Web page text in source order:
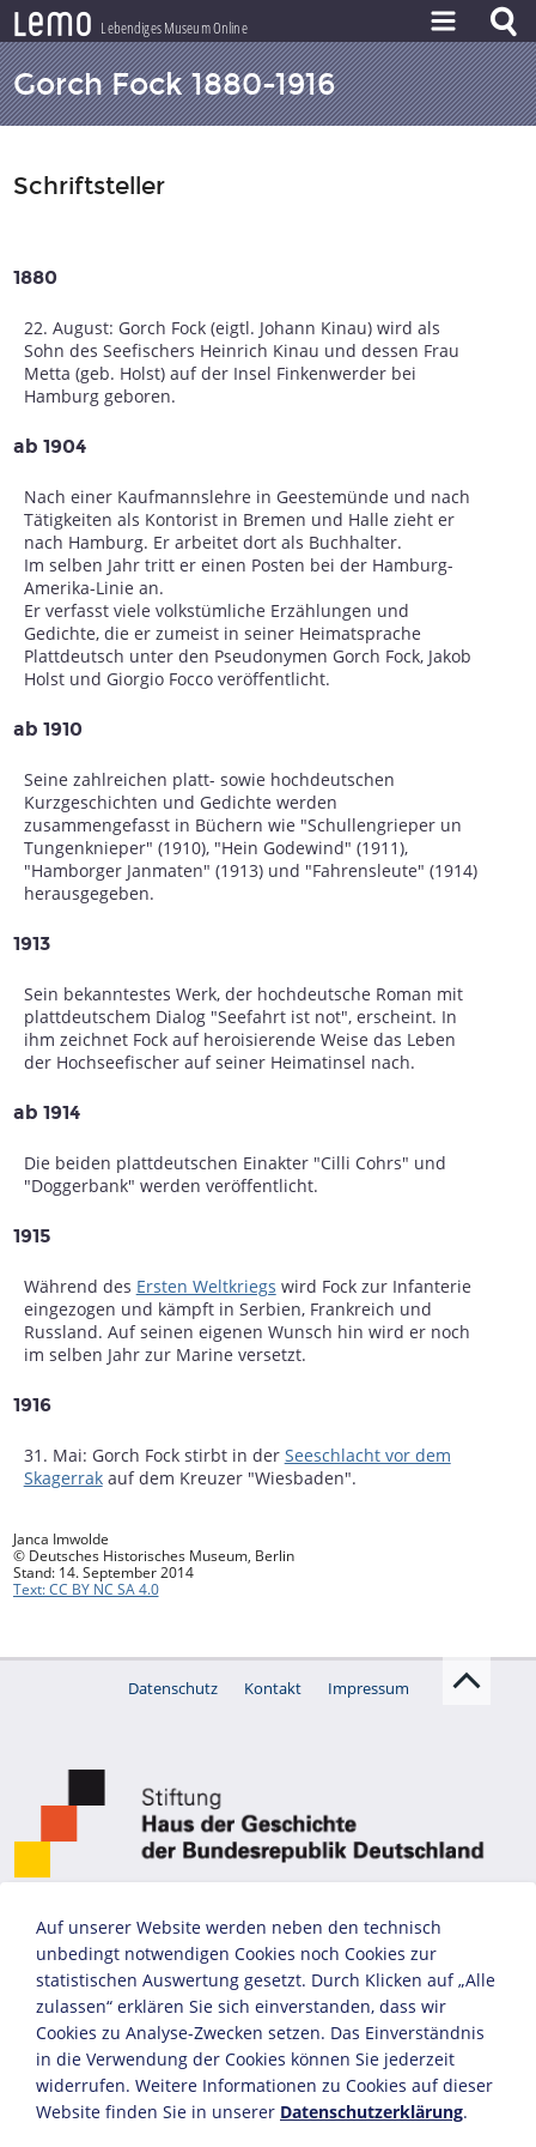
lemo Lebendiges Museum Online
ZEITSTRAHL
THEMEN
LERNEN
PROJEKT
Gorch Fock 1880-1916
Schriftsteller
1880
22. August: Gorch Fock (eigtl. Johann Kinau) wird als
Sohn des Seefischers Heinrich Kinau und dessen Frau
Metta (geb. Holst) auf der Insel Finkenwerder bei
Hamburg geboren.
ab 1904
Nach einer Kaufmannslehre in Geestemünde und nach
Tätigkeiten als Kontorist in Bremen und Halle zieht er
nach Hamburg. Er arbeitet dort als Buchhalter.
Im selben Jahr tritt er einen Posten bei der Hamburg-
Amerika-Linie an.
Er verfasst viele volkstümliche Erzählungen und
Gedichte, die er zumeist in seiner Heimatsprache
Plattdeutsch unter den Pseudonymen Gorch Fock, Jakob
Holst und Giorgio Focco veröffentlicht.
ab 1910
Seine zahlreichen platt- sowie hochdeutschen
Kurzgeschichten und Gedichte werden
zusammengefasst in Büchern wie "Schullengrieper un
Tungenknieper" (1910), "Hein Godewind" (1911),
"Hamborger Janmaten" (1913) und "Fahrensleute" (1914)
herausgegeben.
1913
Sein bekanntestes Werk, der hochdeutsche Roman mit
plattdeutschem Dialog "Seefahrt ist not", erscheint. In
ihm zeichnet Fock auf heroisierende Weise das Leben
der Hochseefischer auf seiner Heimatinsel nach.
ab 1914
Die beiden plattdeutschen Einakter "Cilli Cohrs" und
"Doggerbank" werden veröffentlicht.
1915
Während des Ersten Weltkriegs wird Fock zur Infanterie
eingezogen und kämpft in Serbien, Frankreich und
Russland. Auf seinen eigenen Wunsch hin wird er noch
im selben Jahr zur Marine versetzt.
1916
31. Mai: Gorch Fock stirbt in der Seeschlacht vor dem
Skagerrakauf dem Kreuzer "Wiesbaden".
Janca Imwolde
© Deutsches Historisches Museum, Berlin
Stand: 14. September 2014
Text: CC BY NC SA 4.0
Datenschutz Kontakt Impressum
Auf unserer Website werden neben den technisch
unbedingt notwendigen Cookies noch Cookies zur
statistischen Auswertung gesetzt. Durch Klicken auf „Alle
zulassen“ erklären Sie sich einverstanden, dass wir
Cookies zu Analyse-Zwecken setzen. Das Einverständnis
in die Verwendung der Cookies können Sie jederzeit
widerrufen. Weitere Informationen zu Cookies auf dieser
Website finden Sie in unserer Datenschutzerklärung.